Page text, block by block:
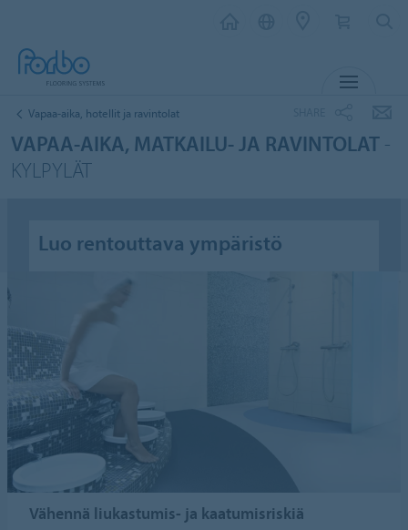
Vapaa-aika, hotellit ja ravintolat
VAPAA-AIKA, MATKAILU- JA RAVINTOLAT -
KYLPYLÄT
Luo rentouttava ympäristö
Vähennä liukastumis- ja kaatumisriskiä